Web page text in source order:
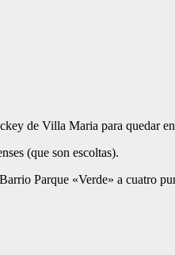
de Villa Maria para quedar
(que son escoltas).
Parque «Verde» a cuatro